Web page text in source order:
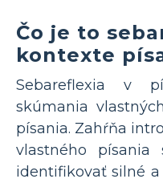
Čo je to
kontexte
Sebareflexia v
skúmania
písania. Zahŕňa
vlastného
identifikovať silné